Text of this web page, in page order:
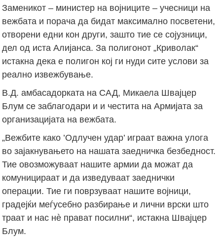
Заменикот – министер на војниците – учесници на
вежбата и порача да бидат максимално посветени,
отворени едни кон други, зашто тие се сојузници,
дел од иста Алијанса. За полигонот „Криволак“
истакна дека е полигон кој ги нуди сите услови за
реално извежбување.
В.Д. амбасадорката на САД, Микаела Швајцер
Блум се заблагодари и и честита на Армијата за
организацијата на вежбата.
„Вежбите како ’Одлучен удар’ играат важна улога
во зајакнувањето на нашата заедничка безбедност.
Тие овозможуваат нашите армии да можат да
комуницираат и да изведуваат заеднички
операции. Тие ги поврзуваат нашите војници,
градејќи меѓусебно разбирање и лични врски што
траат и нас нè прават посилни“, истакна Швајцер
Блум.